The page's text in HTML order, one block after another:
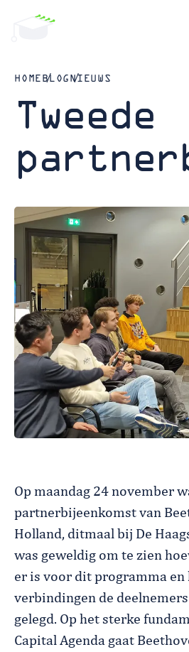
HOMEBLOGNIEUWS
Tweede
Op maandag 24 november
partnerbijeenkomst van
Holland, ditmaal bij De
was geweldig om te zien
er is voor dit programma en
verbindingen de
gelegd. Op het sterke
Capital Agenda gaat